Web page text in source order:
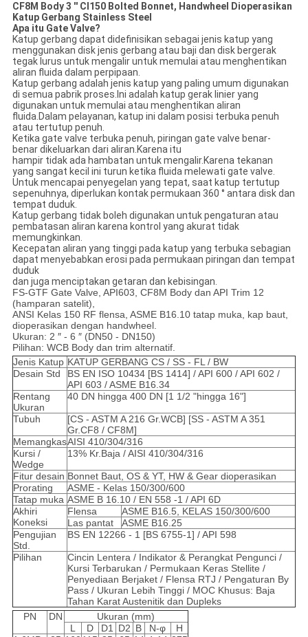
CF8M Body 3 '' Cl150 Bolted Bonnet, Handwheel Dioperasikan
Katup Gerbang Stainless Steel
Apa itu Gate Valve?
Katup gerbang dapat didefinisikan sebagai jenis katup yang
menggunakan disk jenis gerbang atau baji dan disk bergerak
tegak lurus untuk mengalir untuk memulai atau menghentikan
aliran fluida dalam perpipaan.
Katup gerbang adalah jenis katup yang paling umum digunakan
di semua pabrik proses.Ini adalah katup gerak linier yang
digunakan untuk memulai atau menghentikan aliran
fluida.Dalam pelayanan, katup ini dalam posisi terbuka penuh
atau tertutup penuh.
Ketika gate valve terbuka penuh, piringan gate valve benar-
benar dikeluarkan dari aliran.Karena itu
hampir tidak ada hambatan untuk mengalir.Karena tekanan
yang sangat kecil ini turun ketika fluida melewati gate valve.
Untuk mencapai penyegelan yang tepat, saat katup tertutup
sepenuhnya, diperlukan kontak permukaan 360 ° antara disk dan
tempat duduk.
Katup gerbang tidak boleh digunakan untuk pengaturan atau
pembatasan aliran karena kontrol yang akurat tidak
memungkinkan.
Kecepatan aliran yang tinggi pada katup yang terbuka sebagian
dapat menyebabkan erosi pada permukaan piringan dan tempat
duduk
dan juga menciptakan getaran dan kebisingan.
FS-GTF Gate Valve, API603, CF8M Body dan API Trim 12
(hamparan satelit),
ANSI Kelas 150 RF flensa, ASME B16.10 tatap muka, kap baut,
dioperasikan dengan handwheel.
Ukuran: 2 ″ - 6 ″ (DN50 - DN150)
Pilihan: WCB Body dan trim alternatif.
Jenis Katup KATUP GERBANG CS / SS - FL / BW
Desain Std
BS EN ISO 10434 [BS 1414] / API 600 / API 602 /
API 603 / ASME B16.34
Rentang
Ukuran
40 DN hingga 400 DN [1 1/2 "hingga 16"]
Tubuh
[CS - ASTM A 216 Gr.WCB] [SS - ASTM A 351
Gr.CF8 / CF8M]
MemangkasAISI 410/304/316
Kursi /
Wedge
13% Kr.Baja / AISI 410/304/316
Fitur desain Bonnet Baut, OS & YT, HW & Gear dioperasikan
Prorating
ASME - Kelas 150/300/600
Tatap muka ASME B 16.10 / EN 558 -1 / API 6D
Akhiri
Koneksi
Flensa
ASME B16.5, KELAS 150/300/600
Las pantat
ASME B16.25
Pengujian
Std.
BS EN 12266 - 1 [BS 6755-1] / API 598
Pilihan
Cincin Lentera / Indikator & Perangkat Pengunci /
Kursi Terbarukan / Permukaan Keras Stellite /
Penyediaan Berjaket / Flensa RTJ / Pengaturan By
Pass / Ukuran Lebih Tinggi / MOC Khusus: Baja
Tahan Karat Austenitik dan Dupleks
PN
DN
Ukuran (mm)
L
D D1 D2 B N-φ
H